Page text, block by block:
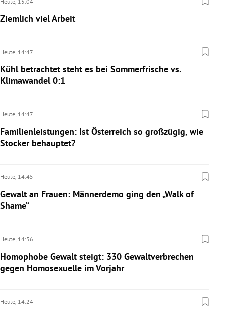
Ziemlich viel Arbeit
Heute, 14:47
Kühl betrachtet steht es bei Sommerfrische vs.
Klimawandel 0:1
Heute, 14:47
Familienleistungen: Ist Österreich so großzügig, wie
Stocker behauptet?
Heute, 14:45
Gewalt an Frauen: Männerdemo ging den „Walk of
Shame“
Heute, 14:36
Homophobe Gewalt steigt: 330 Gewaltverbrechen
gegen Homosexuelle im Vorjahr
Heute, 14:24